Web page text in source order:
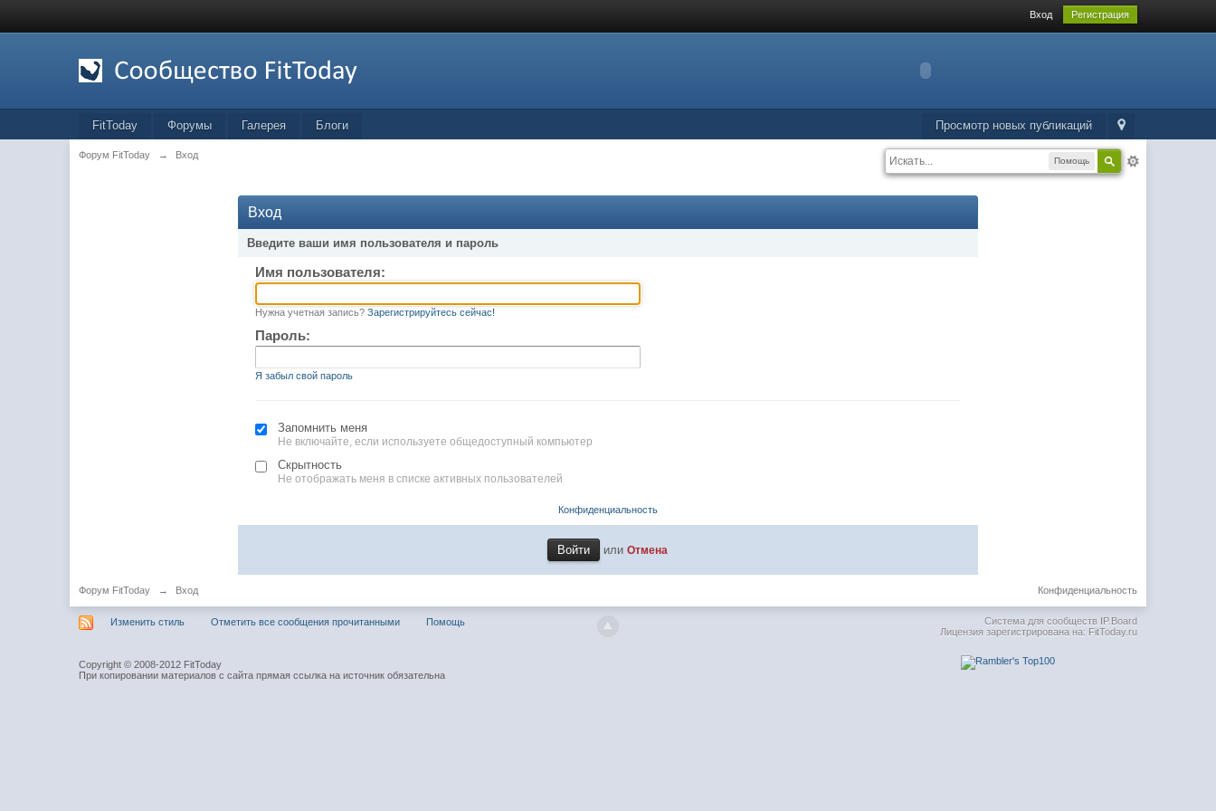
Вход Регистрация
Просмотр новых публикаций
FitToday Форумы Галерея Блоги
Форум FitToday → Вход
Помощь
Вход
Введите ваши имя пользователя и пароль
Имя пользователя:
Нужна учетная запись? Зарегистрируйтесь сейчас!
Пароль:
Я забыл свой пароль
Запомнить меня
Не включайте, если используете общедоступный компьютер
Скрытность
Не отображать меня в списке активных пользователей
Конфиденциальность
илиОтмена
Форум FitToday → Вход Конфиденциальность
Изменить стиль Отметить все сообщения прочитанными Помощь Система для сообществ IP.Board
Лицензия зарегистрирована на: FitToday.ru
Copyright © 2008-2012 FitToday
При копировании материалов с сайта прямая ссылка на источник обязательна